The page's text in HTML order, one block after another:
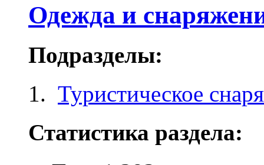
Одежда и
Подразделы:
Туристическое
Статистика раздела: